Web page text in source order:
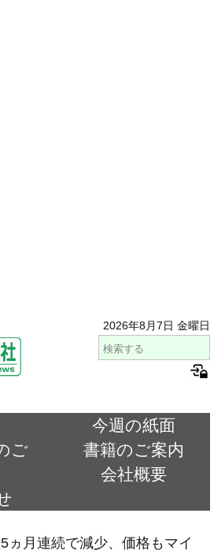
2026年8月7日 金曜日
今週の紙面
ご
書籍のご案内
会社概要
ヵ月連続で減少、価格もマイ